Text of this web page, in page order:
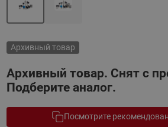
Архивный товар
Архивный товар. Снят с
Подберите аналог.
Посмотрите